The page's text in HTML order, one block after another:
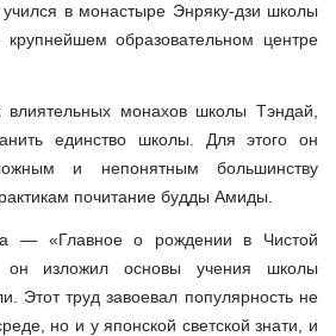
в монастыре Энряку-дзи школы
крупнейшем образовательном центре
монахов школы Тэндай,
единство школы. Для этого он
и непонятным большинству
почитание будды Амиды.
— «Главное о рождении в Чистой
изложил основы учения школы
Этот труд завоевал популярность не
но и у японской светской знати, и